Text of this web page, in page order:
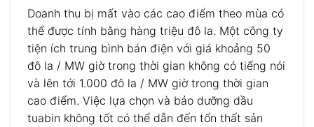
Doanh thu bị mất vào các cao điểm theo mùa có
thể được tính bằng hàng triệu đô la. Một công ty
tiện ích trung bình bán điện với giá khoảng 50
đô la / MW giờ trong thời gian không có tiếng nói
và lên tới 1.000 đô la / MW giờ trong thời gian
cao điểm. Việc lựa chọn và bảo dưỡng dầu
tuabin không tốt có thể dẫn đến tổn thất sản